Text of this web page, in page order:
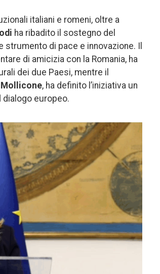
italiani e romeni, oltre a
ha ribadito il sostegno del
di pace e innovazione. Il
di amicizia con la Romania, ha
dei due Paesi, mentre il
, ha definito l’iniziativa un
europeo.